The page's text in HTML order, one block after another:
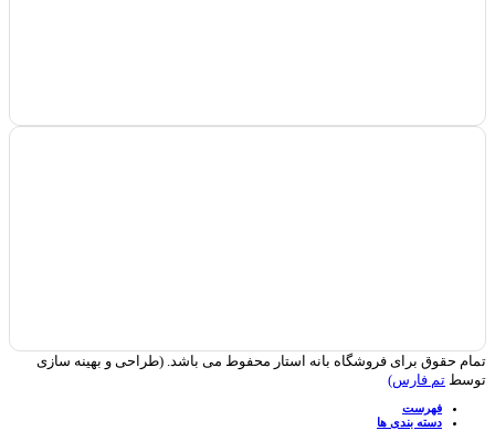
تمام حقوق برای فروشگاه بانه استار محفوط می باشد. (طراحی و بهینه سازی
توسط تم فارس)
فهرست
دسته بندی ها